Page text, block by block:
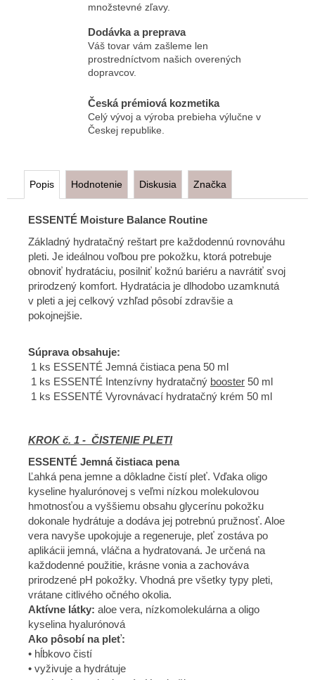
množstevné zľavy.
Dodávka a preprava
Váš tovar vám zašleme len
prostredníctvom našich overených
dopravcov.
Česká prémiová kozmetika
Celý vývoj a výroba prebieha výlučne v
Českej republike.
Popis Hodnotenie Diskusia Značka
ESSENTÉ Moisture Balance Routine
Základný hydratačný reštart pre každodennú rovnováhu
pleti. Je ideálnou voľbou pre pokožku, ktorá potrebuje
obnoviť hydratáciu, posilniť kožnú bariéru a navrátiť svoj
prirodzený komfort. Hydratácia je dlhodobo uzamknutá
v pleti a jej celkový vzhľad pôsobí zdravšie a
pokojnejšie.
Súprava obsahuje:
1 ks ESSENTÉ Jemná čistiaca pena 50 ml
1 ks ESSENTÉ Intenzívny hydratačný booster 50 ml
1 ks ESSENTÉ Vyrovnávací hydratačný krém 50 ml
KROK č. 1 - ČISTENIE PLETI
ESSENTÉ Jemná čistiaca pena
Ľahká pena jemne a dôkladne čistí pleť. Vďaka oligo
kyseline hyalurónovej s veľmi nízkou molekulovou
hmotnosťou a vyššiemu obsahu glycerínu pokožku
dokonale hydrátuje a dodáva jej potrebnú pružnosť. Aloe
vera navyše upokojuje a regeneruje, pleť zostáva po
aplikácii jemná, vláčna a hydratovaná. Je určená na
každodenné použitie, krásne vonia a zachováva
prirodzené pH pokožky. Vhodná pre všetky typy pleti,
vrátane citlivého očného okolia.
Aktívne látky: aloe vera, nízkomolekulárna a oligo
kyselina hyalurónová
Ako pôsobí na pleť:
• hĺbkovo čistí
• vyživuje a hydrátuje